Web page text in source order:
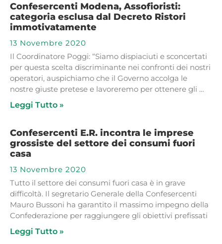
Confesercenti Modena, Assofioristi:
categoria esclusa dal Decreto Ristori
immotivatamente
13 Novembre 2020
Il Coordinatore Poggi: “Siamo dispiaciuti e sconcertati
per questa scelta discriminante nei confronti dei nostri
operatori, auspichiamo che il Governo accolga le
nostre giuste pretese e lavoreremo per ottenere gli …
Leggi Tutto »
Confesercenti E.R. incontra le imprese
grossiste del settore dei consumi fuori
casa
13 Novembre 2020
Tutto il settore dei consumi fuori casa è in grave
difficoltà. Il segretario Generale della Confesercenti
Mauro Bussoni ha garantito il massimo impegno della
Confederazione per raggiungere gli obiettivi prefissati
Leggi Tutto »